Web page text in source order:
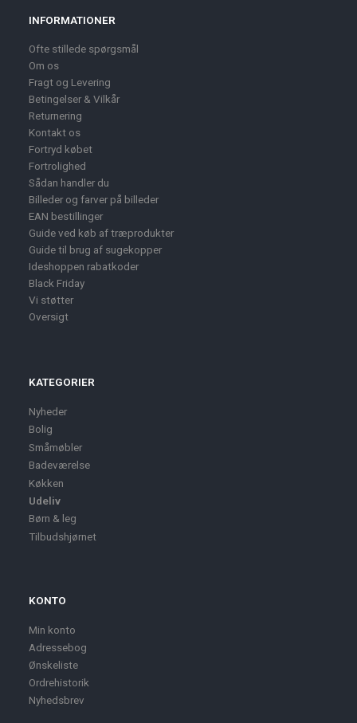
INFORMATIONER
Ofte stillede spørgsmål
Om os
Fragt og Levering
Betingelser & Vilkår
Returnering
Kontakt os
Fortryd købet
Fortrolighed
Sådan handler du
Billeder og farver på billeder
EAN bestillinger
Guide ved køb af træprodukter
Guide til brug af sugekopper
Ideshoppen rabatkoder
Black Friday
Vi støtter
Oversigt
KATEGORIER
Nyheder
Bolig
Småmøbler
Badeværelse
Køkken
Udeliv
Børn & leg
Tilbudshjørnet
KONTO
Min konto
Adressebog
Ønskeliste
Ordrehistorik
Nyhedsbrev